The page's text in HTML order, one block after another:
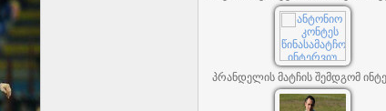
პრანდელის მატჩის შემდგომ